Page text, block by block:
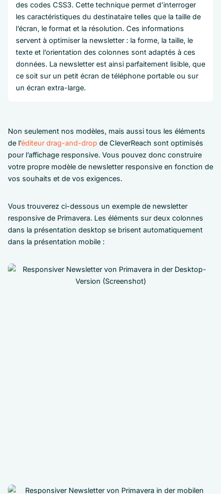
des codes CSS3. Cette technique permet d’interroger
les caractéristiques du destinataire telles que la taille de
l’écran, le format et la résolution. Ces informations
servent à optimiser la newsletter : la forme, la taille, le
texte et l’orientation des colonnes sont adaptés à ces
données. La newsletter est ainsi parfaitement lisible, que
ce soit sur un petit écran de téléphone portable ou sur
un écran extra-large.
Non seulement nos modèles, mais aussi tous les éléments
de l’éditeur drag-and-drop de CleverReach sont optimisés
pour l’affichage responsive. Vous pouvez donc construire
votre propre modèle de newsletter responsive en fonction de
vos souhaits et de vos exigences.
Vous trouverez ci-dessous un exemple de newsletter
responsive de Primavera. Les éléments sur deux colonnes
dans la présentation desktop se brisent automatiquement
dans la présentation mobile :